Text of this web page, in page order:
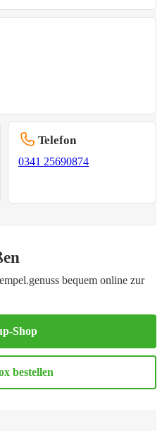
Telefon
0341 25690874
bequem online zur
Shop
bestellen